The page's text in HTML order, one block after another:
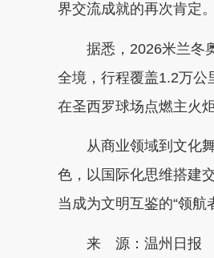
界交流成就的再次肯定。
据悉，2026米兰冬奥
全境，行程覆盖1.2万公
在圣西罗球场点燃主火
从商业领域到文化舞
色，以国际化思维搭建
当成为文明互鉴的“领航
来 源：温州日报